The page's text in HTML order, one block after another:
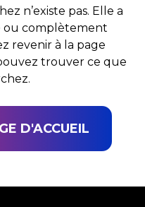
n’existe pas. Elle a
ou complètement
revenir à la page
trouver ce que
D'ACCUEIL